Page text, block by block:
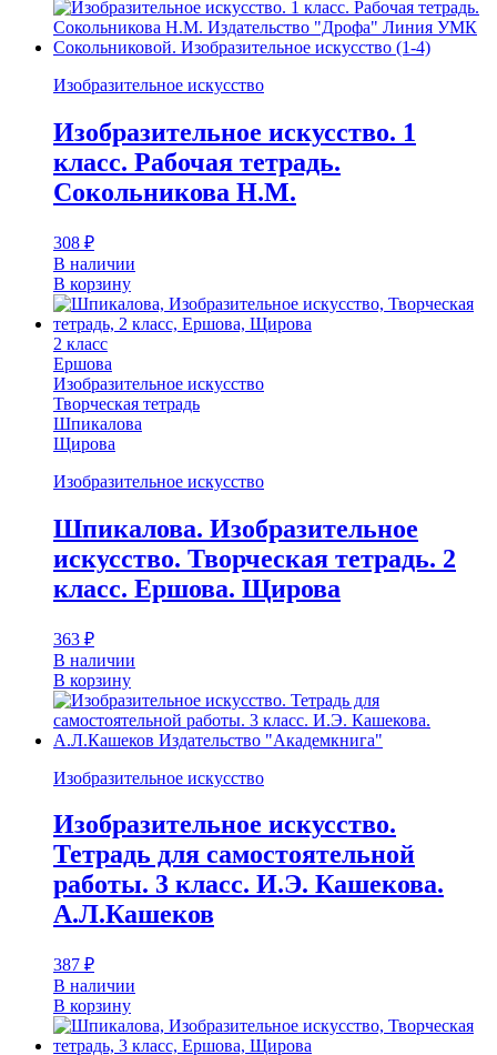
Изобразительное искусство
Изобразительное искусство. 1
класс. Рабочая тетрадь.
Сокольникова Н.М.
308 ₽
В наличии
В корзину
2 класс
Ершова
Изобразительное искусство
Творческая тетрадь
Шпикалова
Щирова
Изобразительное искусство
Шпикалова. Изобразительное
искусство. Творческая тетрадь. 2
класс. Ершова. Щирова
363 ₽
В наличии
В корзину
Изобразительное искусство
Изобразительное искусство.
Тетрадь для самостоятельной
работы. 3 класс. И.Э. Кашекова.
А.Л.Кашеков
387 ₽
В наличии
В корзину